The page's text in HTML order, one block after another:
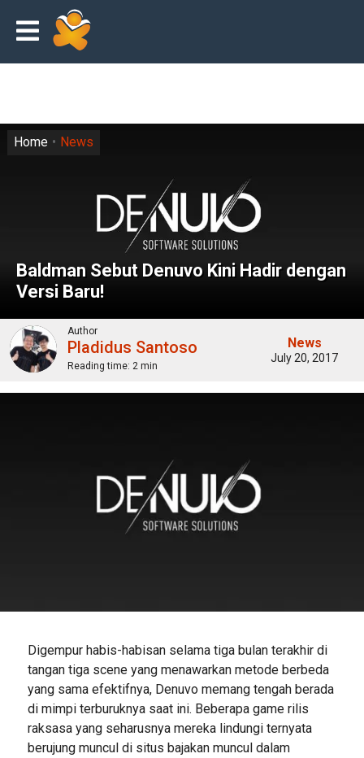
Baldman Sebut Denuvo Kini Hadir dengan
Versi Baru!
Home News
Author
Pladidus Santoso
Reading time: 2 min
News
July 20, 2017
Digempur habis-habisan selama tiga bulan terakhir di
tangan tiga scene yang menawarkan metode berbeda
yang sama efektifnya, Denuvo memang tengah berada
di mimpi terburuknya saat ini. Beberapa game rilis
raksasa yang seharusnya mereka lindungi ternyata
berujung muncul di situs bajakan muncul dalam